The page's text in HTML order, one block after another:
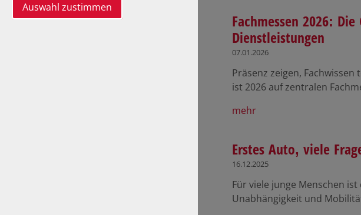
Fachmessen 2026:
Dienstleistungen
07.01.2026
Präsenz zeigen,
ist 2026 auf zentralen
mehr
Erstes Auto, viele
16.12.2025
Für viele junge Menschen
Unabhängigkeit und
Auswahl zustimmen